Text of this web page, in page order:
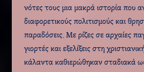
νότες τους μια μακρά ιστορία που
διαφορετικούς πολιτισμούς και
παραδόσεις. Με ρίζες σε αρχαίες
γιορτές και εξελίξεις στη
κάλαντα καθιερώθηκαν σταδιακά